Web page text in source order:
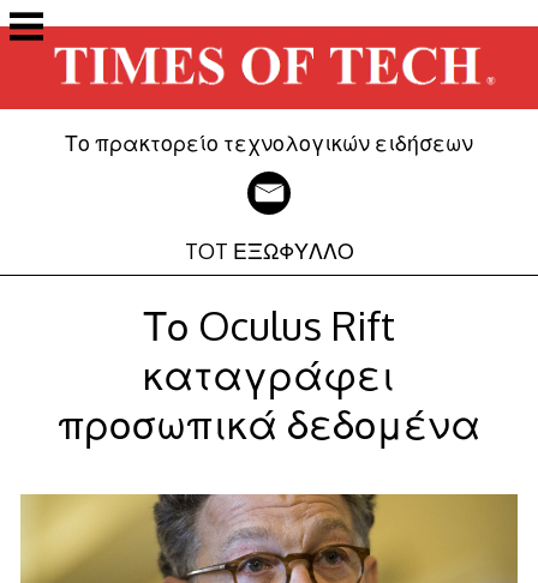
Μετάβαση
στο
περιεχόμενο
Το πρακτορείο τεχνολογικών ειδήσεων
TOT ΕΞΩΦΥΛΛΟ
Το Oculus Rift
καταγράφει
προσωπικά δεδομένα